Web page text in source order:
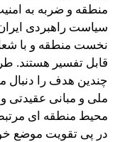
منطقه و ضربه به
سیاست راهبردی
نخست منطقه و با
قابل تفسیر هستند.
چندین هدف را دنبال
ملی و مبانی عقیدتی
محیط منطقه ای
در پی تقویت موضع